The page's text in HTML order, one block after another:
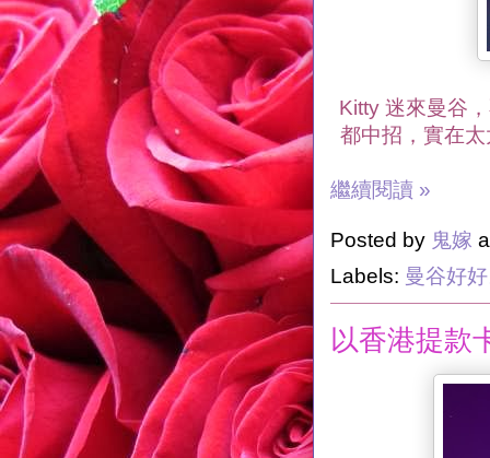
Kitty 迷來曼谷
都中招，實在
繼續閱讀 »
Posted by 鬼嫁
Labels: 曼谷好
以香港提款